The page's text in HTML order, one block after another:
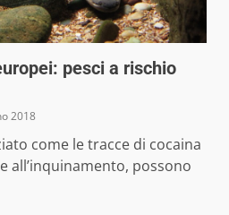
pesci a rischio
2018
come le tracce di cocaina
all’inquinamento, possono